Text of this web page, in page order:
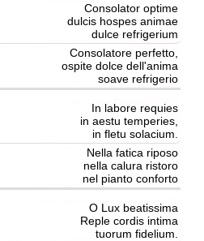
Consolator optime
dulcis hospes animae
dulce refrigerium
Consolatore perfetto,
ospite dolce dell'anima
soave refrigerio
In labore requies
in aestu temperies,
in fletu solacium.
Nella fatica riposo
nella calura ristoro
nel pianto conforto
O Lux beatissima
Reple cordis intima
tuorum fidelium.